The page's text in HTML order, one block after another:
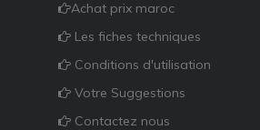
Achat prix maroc
Les fiches techniques
Conditions d'utilisation
Votre Suggestions
Contactez nous